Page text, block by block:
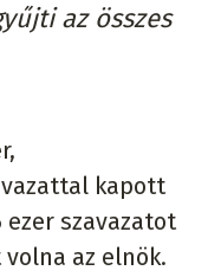
az összes
kapott
ezer szavazatot
az elnök.